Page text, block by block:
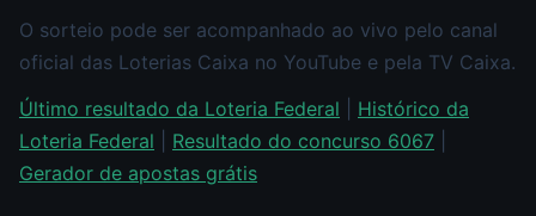
O sorteio pode ser acompanhado ao vivo pelo canal
oficial das Loterias Caixa no YouTube e pela TV Caixa.
Último resultado da Loteria Federal
Histórico da
Loteria Federal
Resultado do concurso 6067
Gerador de apostas grátis